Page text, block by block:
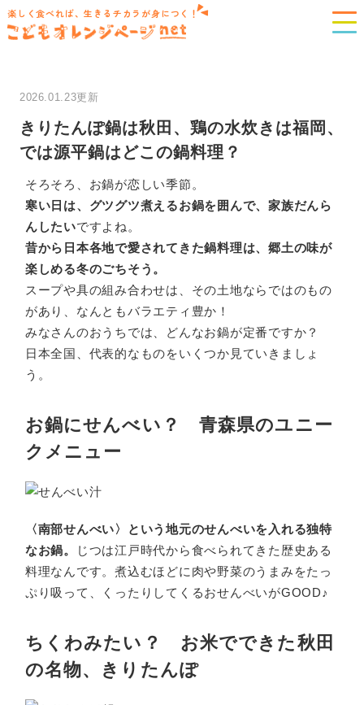
楽しく食べれば、生きるチカラが身につく！
2026.01.23更新
きりたんぽ鍋は秋田、鶏の水炊きは福岡、
では源平鍋はどこの鍋料理？
そろそろ、お鍋が恋しい季節。
寒い日は、グツグツ煮えるお鍋を囲んで、家族だんら
んしたいですよね。
昔から日本各地で愛されてきた鍋料理は、郷土の味が
楽しめる冬のごちそう。
スープや具の組み合わせは、その土地ならではのもの
があり、なんともバラエティ豊か！
みなさんのおうちでは、どんなお鍋が定番ですか？
日本全国、代表的なものをいくつか見ていきましょ
う。
お鍋にせんべい？ 青森県のユニー
クメニュー
〈南部せんべい〉という地元のせんべいを入れる独特
なお鍋。
じつは江戸時代から食べられてきた歴史ある
料理なんです。煮込むほどに肉や野菜のうまみをたっ
ぷり吸って、くったりしてくるおせんべいがGOOD♪
ちくわみたい？ お米でできた秋田
の名物、きりたんぽ